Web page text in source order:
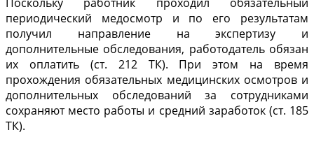
периодический медосмотр и по его результатам
получил направление на экспертизу и
дополнительные обследования, работодатель обязан
их оплатить (ст. 212 ТК). При этом на время
прохождения обязательных медицинских осмотров и
дополнительных обследований за сотрудниками
сохраняют место работы и средний заработок (ст. 185
ТК).